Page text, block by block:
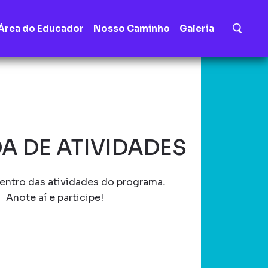
do Educador Nosso Caminho Galeria
DE ATIVIDADES
das atividades do programa.
Anote aí e participe!